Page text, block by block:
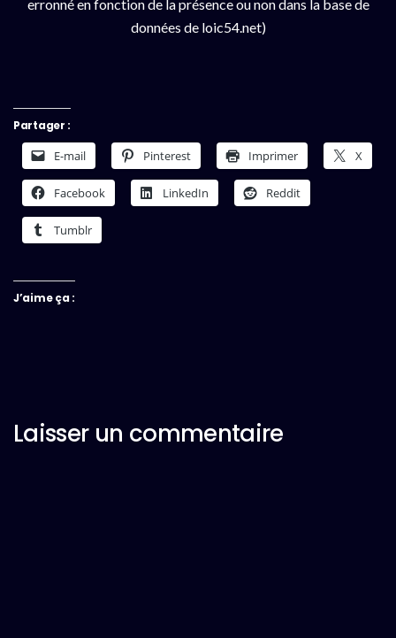
erronné en fonction de la présence ou non dans la base de
données de loic54.net)
Partager :
E-mail Pinterest Imprimer X
Facebook LinkedIn Reddit
Tumblr
J’aime ça :
Laisser un commentaire